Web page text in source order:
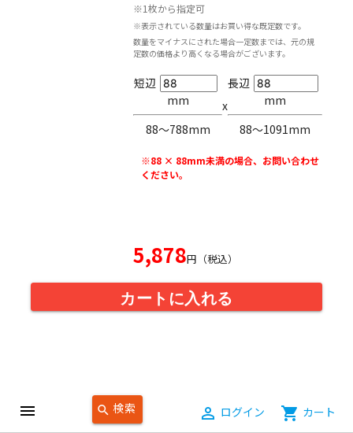
menu search 検索 person_outline ログイン shopping_cart カート
※1枚から指定可
※表示されている数量はお買い得な既定数です。
数量をマイナスにされた場合一定数までは、元の規
定数の価格より高くなる場合がございます。
短辺
mm
88〜788mm
x
長辺
mm
88〜1091mm
※88 × 88mm未満の場合、お問い合わせ
ください。
5,878円（税込）
カートに入れる
ファンシーペーパー 凹凸 柄入り